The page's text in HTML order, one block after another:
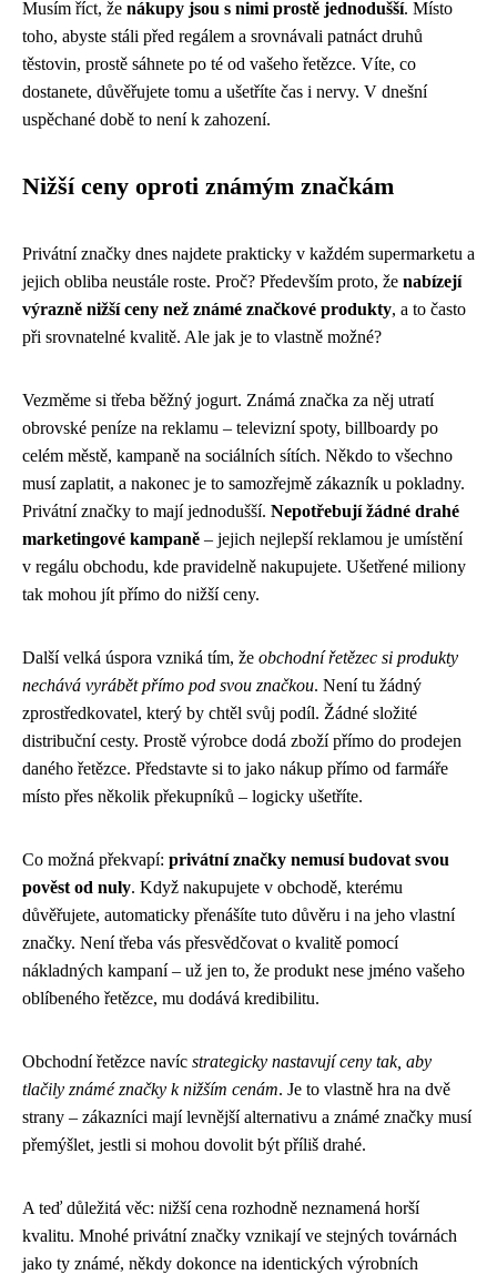
Musím říct, že nákupy jsou s nimi prostě jednodušší. Místo
toho, abyste stáli před regálem a srovnávali patnáct druhů
těstovin, prostě sáhnete po té od vašeho řetězce. Víte, co
dostanete, důvěřujete tomu a ušetříte čas i nervy. V dnešní
uspěchané době to není k zahození.
Nižší ceny oproti známým značkám
Privátní značky dnes najdete prakticky v každém supermarketu a
jejich obliba neustále roste. Proč? Především proto, že nabízejí
výrazně nižší ceny než známé značkové produkty, a to často
při srovnatelné kvalitě. Ale jak je to vlastně možné?
Vezměme si třeba běžný jogurt. Známá značka za něj utratí
obrovské peníze na reklamu – televizní spoty, billboardy po
celém městě, kampaně na sociálních sítích. Někdo to všechno
musí zaplatit, a nakonec je to samozřejmě zákazník u pokladny.
Privátní značky to mají jednodušší. Nepotřebují žádné drahé
marketingové kampaně – jejich nejlepší reklamou je umístění
v regálu obchodu, kde pravidelně nakupujete. Ušetřené miliony
tak mohou jít přímo do nižší ceny.
Další velká úspora vzniká tím, že obchodní řetězec si produkty
nechává vyrábět přímo pod svou značkou. Není tu žádný
zprostředkovatel, který by chtěl svůj podíl. Žádné složité
distribuční cesty. Prostě výrobce dodá zboží přímo do prodejen
daného řetězce. Představte si to jako nákup přímo od farmáře
místo přes několik překupníků – logicky ušetříte.
Co možná překvapí: privátní značky nemusí budovat svou
pověst od nuly. Když nakupujete v obchodě, kterému
důvěřujete, automaticky přenášíte tuto důvěru i na jeho vlastní
značky. Není třeba vás přesvědčovat o kvalitě pomocí
nákladných kampaní – už jen to, že produkt nese jméno vašeho
oblíbeného řetězce, mu dodává kredibilitu.
Obchodní řetězce navíc strategicky nastavují ceny tak, aby
tlačily známé značky k nižším cenám. Je to vlastně hra na dvě
strany – zákazníci mají levnější alternativu a známé značky musí
přemýšlet, jestli si mohou dovolit být příliš drahé.
A teď důležitá věc: nižší cena rozhodně neznamená horší
kvalitu. Mnohé privátní značky vznikají ve stejných továrnách
jako ty známé, někdy dokonce na identických výrobních